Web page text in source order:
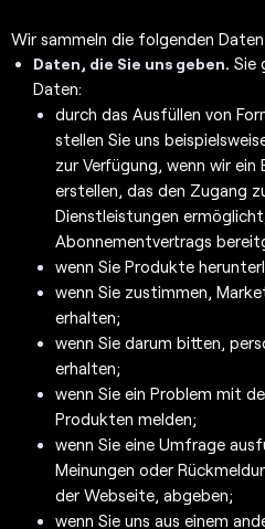
Wir sammeln die folgenden Daten
Daten, die Sie uns geben. Sie
Daten:
durch das Ausfüllen von
stellen Sie uns
zur Verfügung, wenn wir
erstellen, das den Zugang
Dienstleistungen
Abonnementvertrags
wenn Sie Produkte
wenn Sie zustimmen,
erhalten;
wenn Sie darum bitten,
erhalten;
wenn Sie ein Problem mit
Produkten melden;
wenn Sie eine Umfrage
Meinungen oder
der Webseite, abgeben;
wenn Sie uns aus einem